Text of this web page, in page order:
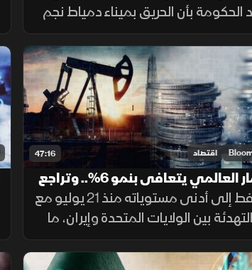
الحكومة بأن الحريق بميناء دمياط نجم
مسيرة. وبدعم من نتائج قطاع
العقود الآجلة الأميركية ترتفع.
يقصف إيران
47:16 اقتصاد
الاستثمار العالمي يتعافى بنمو 6%.. وتراجع
شهية المخاطرة
تراجع النفط إلى أدنى مستوياته منذ 21 يوليو مع
بين الولايات المتحدة وإيران، ما
وأظهر تقرير الاستثمار
نمو تدفقات الاستثمار الأجنبي